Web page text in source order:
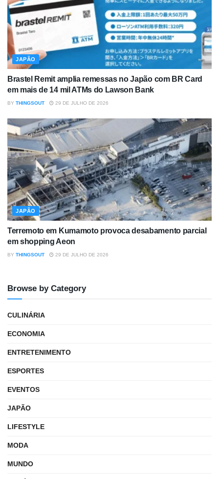
JAPÃO
Brastel Remit amplia remessas no Japão com BR Card
em mais de 14 mil ATMs do Lawson Bank
BY THINGSOUT 29 DE JULHO DE 2026
JAPÃO
Terremoto em Kumamoto provoca desabamento parcial
em shopping Aeon
BY THINGSOUT 29 DE JULHO DE 2026
Browse by Category
CULINÁRIA
ECONOMIA
ENTRETENIMENTO
ESPORTES
EVENTOS
JAPÃO
LIFESTYLE
MODA
MUNDO